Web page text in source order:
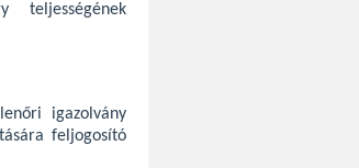
teljességének
igazolvány
feljogosító